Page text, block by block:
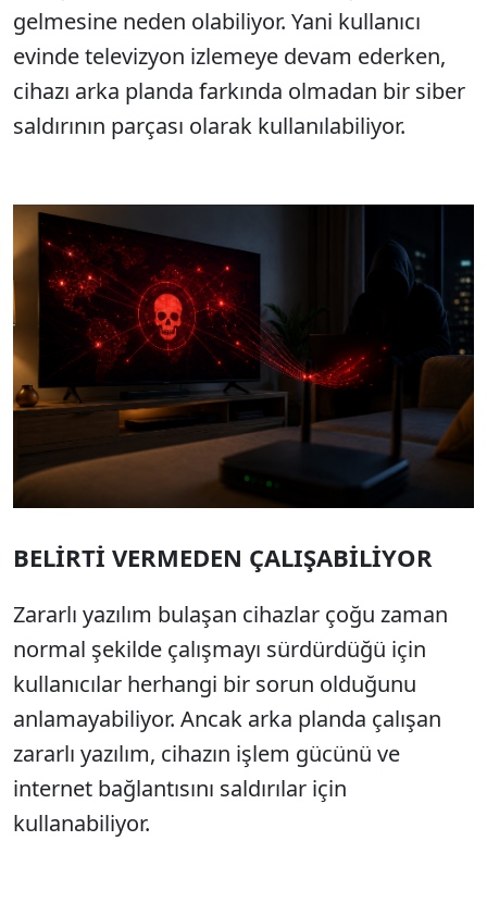
gelmesine neden olabiliyor. Yani kullanıcı
evinde televizyon izlemeye devam ederken,
cihazı arka planda farkında olmadan bir siber
saldırının parçası olarak kullanılabiliyor.
BELİRTİ VERMEDEN ÇALIŞABİLİYOR
Zararlı yazılım bulaşan cihazlar çoğu zaman
normal şekilde çalışmayı sürdürdüğü için
kullanıcılar herhangi bir sorun olduğunu
anlamayabiliyor. Ancak arka planda çalışan
zararlı yazılım, cihazın işlem gücünü ve
internet bağlantısını saldırılar için
kullanabiliyor.